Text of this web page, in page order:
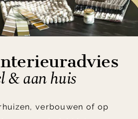
& aan huis
verbouwen of op